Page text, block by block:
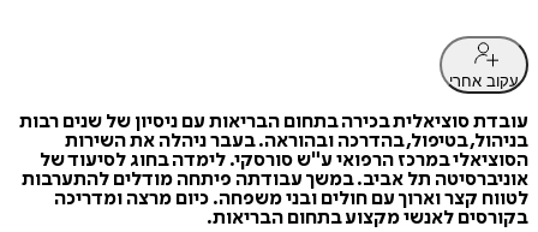
עקוב אחרי
עובדת סוציאלית בכירה בתחום הבריאות עם ניסיון של שנים רבות
בניהול, בטיפול, בהדרכה ובהוראה. בעבר ניהלה את השירות
הסוציאלי במרכז הרפואי ע"ש סורסקי. לימדה בחוג לסיעוד של
אוניברסיטה תל אביב. במשך עבודתה פיתחה מודלים להתערבות
לטווח קצר וארוך עם חולים ובני משפחה. כיום מרצה ומדריכה
בקורסים לאנשי מקצוע בתחום הבריאות.